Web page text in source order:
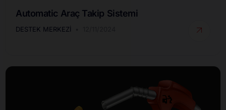
Automatic Araç Takip Sistemi
DESTEK MERKEZI